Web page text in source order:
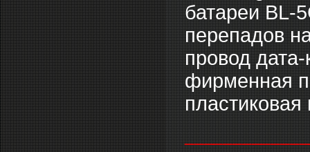
батареи BL-
перепадов
провод
фирменная